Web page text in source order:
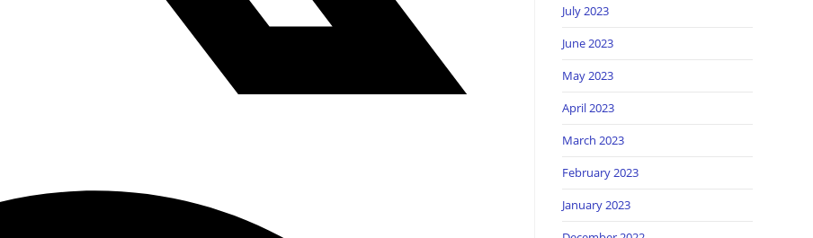
July 2023
June 2023
May 2023
April 2023
March 2023
February 2023
January 2023